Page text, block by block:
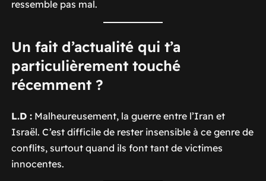
ressemble pas mal.
Un fait d’actualité qui t’a
particulièrement touché
récemment ?
L.D :Malheureusement, la guerre entre l’Iran et
Israël. C’est difficile de rester insensible à ce genre de
conflits, surtout quand ils font tant de victimes
innocentes.